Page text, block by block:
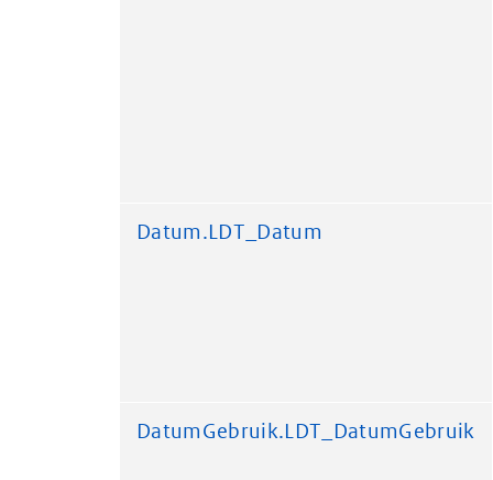
Datum.LDT_Datum
DatumGebruik.LDT_DatumGebruik